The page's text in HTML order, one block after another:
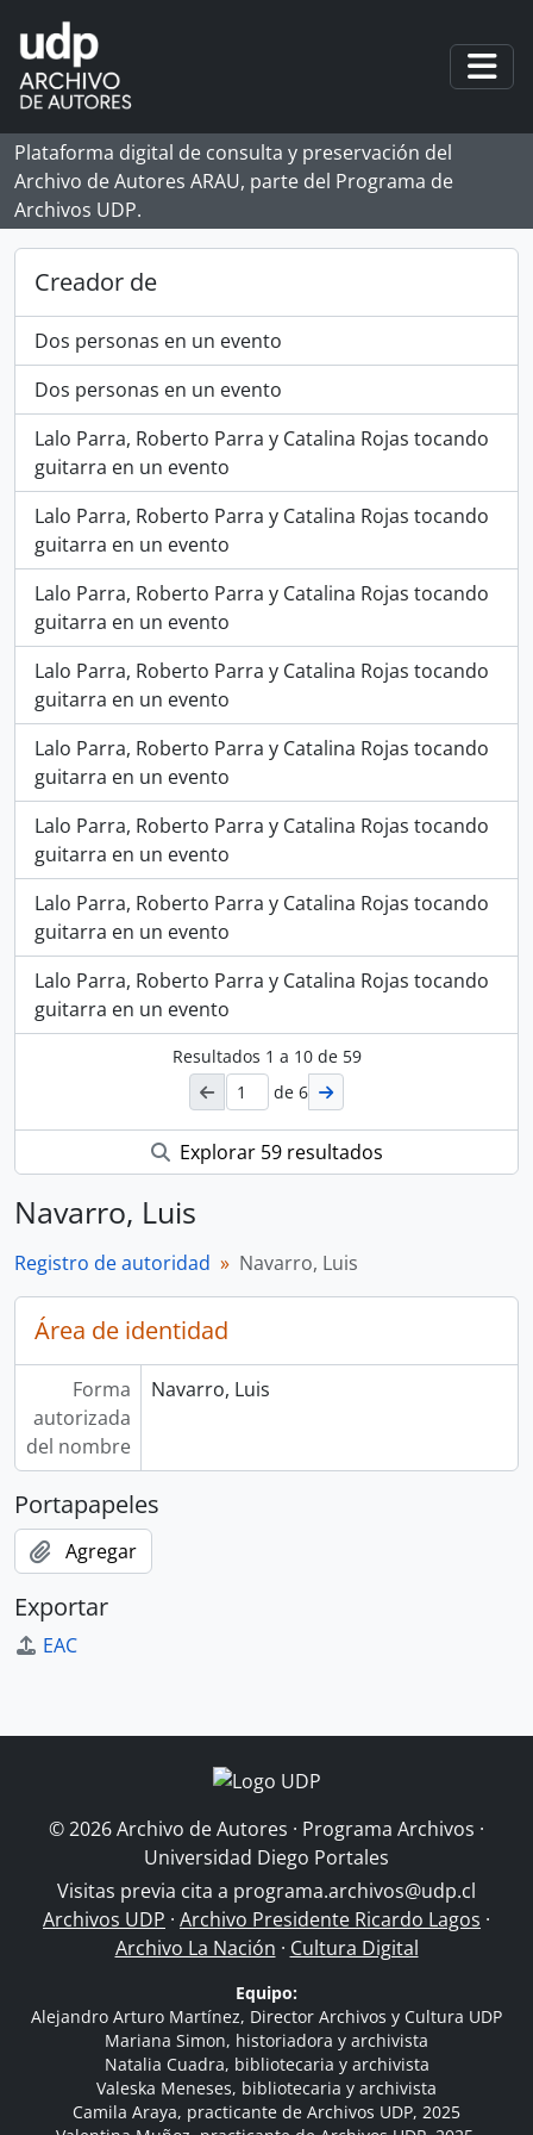
Skip to main content
Plataforma digital de consulta y preservación del
Archivo de Autores ARAU, parte del Programa de
Archivos UDP.
Creador de
Dos personas en un evento
Dos personas en un evento
Lalo Parra, Roberto Parra y Catalina Rojas tocando
guitarra en un evento
Lalo Parra, Roberto Parra y Catalina Rojas tocando
guitarra en un evento
Lalo Parra, Roberto Parra y Catalina Rojas tocando
guitarra en un evento
Lalo Parra, Roberto Parra y Catalina Rojas tocando
guitarra en un evento
Lalo Parra, Roberto Parra y Catalina Rojas tocando
guitarra en un evento
Lalo Parra, Roberto Parra y Catalina Rojas tocando
guitarra en un evento
Lalo Parra, Roberto Parra y Catalina Rojas tocando
guitarra en un evento
Lalo Parra, Roberto Parra y Catalina Rojas tocando
guitarra en un evento
Resultados 1 a 10de 59
de 6
Explorar 59 resultados
Navarro, Luis
Registro de autoridad Navarro, Luis
Área de identidad
Forma
autorizada
del nombre
Navarro, Luis
Portapapeles
Agregar
Exportar
EAC
© 2026 Archivo de Autores · Programa Archivos ·
Universidad Diego Portales
Visitas previa cita a programa.archivos@udp.cl
Archivos UDP · Archivo Presidente Ricardo Lagos ·
Archivo La Nación · Cultura Digital
Equipo:
Alejandro Arturo Martínez, Director Archivos y Cultura UDP
Mariana Simon, historiadora y archivista
Natalia Cuadra, bibliotecaria y archivista
Valeska Meneses, bibliotecaria y archivista
Camila Araya, practicante de Archivos UDP, 2025